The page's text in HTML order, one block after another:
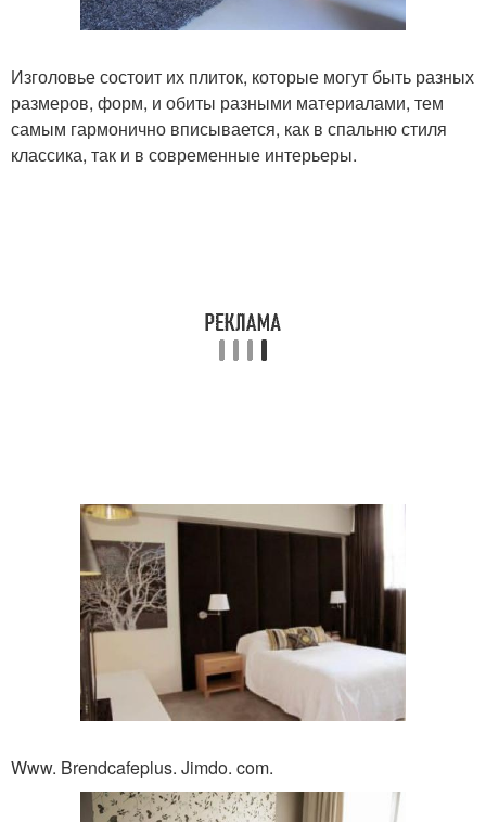
Изголовье состоит их плиток, которые могут быть разных
размеров, форм, и обиты разными материалами, тем
самым гармонично вписывается, как в спальню стиля
классика, так и в современные интерьеры.
Www. Brendcafeplus. Jimdo. com.